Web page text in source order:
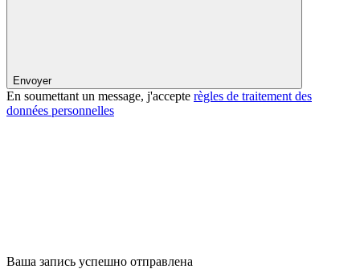
Envoyer
En soumettant un message, j'accepte règles de traitement des
données personnelles
Ваша запись успешно отправлена